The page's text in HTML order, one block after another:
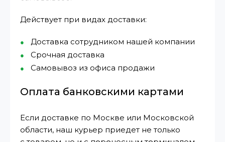
Действует при видах доставки:
Доставка сотрудником нашей компании
Срочная доставка
Самовывоз из офиса продажи
Оплата банковскими картами
Если доставке по Москве или Московской
области, наш курьер приедет не только